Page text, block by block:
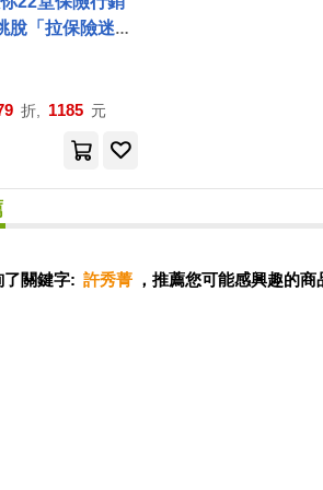
脫「拉保險迷
績更亮眼 (有聲
折, 1185 元
了關鍵字: 許秀菁 ，推薦您可能感興趣的商